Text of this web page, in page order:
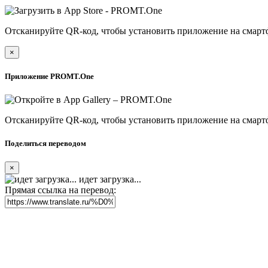
Отсканируйте QR-код, чтобы установить приложение на
×
Приложение PROMT.One
Отсканируйте QR-код, чтобы установить приложение на
Поделиться переводом
×
идет загрузка...
Прямая ссылка на перевод: